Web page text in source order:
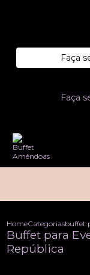
Faça
Faça
HomeCategoriasbuffet
Buffet para
República